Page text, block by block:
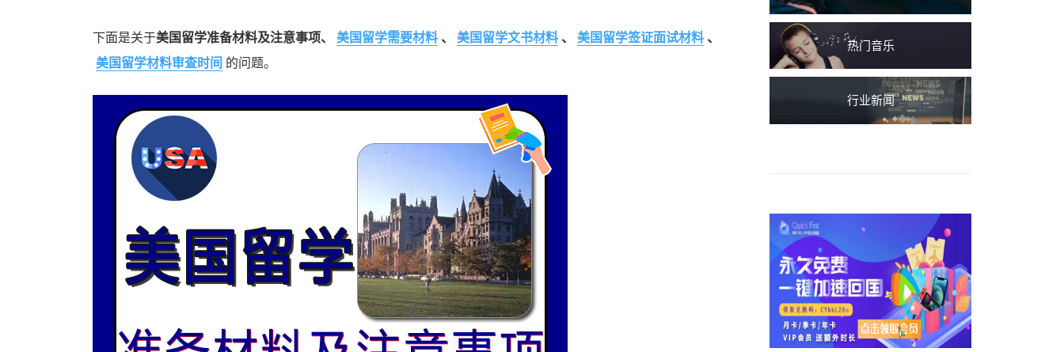
下面是关于美国留学准备材料及注意事项、 美国留学需要材料 、 美国留学文书材料 、 美国留学签证面试材料 、
美国留学材料审查时间 的问题。
热门音乐
行业新闻